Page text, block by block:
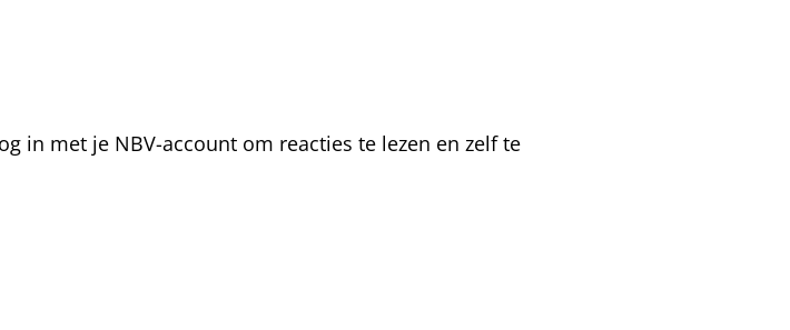
in met je NBV-account om reacties te lezen en zelf te